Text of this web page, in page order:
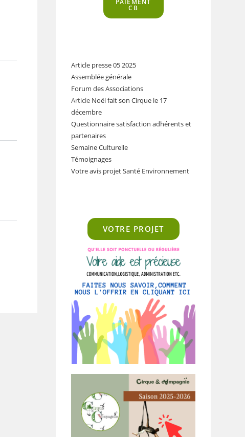
CB
Article presse 05 2025
Assemblée générale
Forum des Associations
Article Noël fait son Cirque le 17
décembre
Questionnaire satisfaction adhérents et
partenaires
Semaine Culturelle
Témoignages
Votre avis projet Santé Environnement
VOTRE PROJET